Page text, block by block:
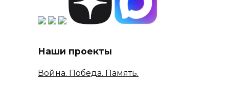
Наши проекты
Война. Победа. Память.